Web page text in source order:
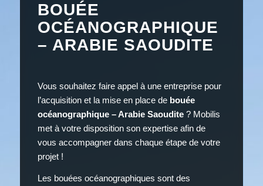
BOUÉE
OCÉANOGRAPHIQUE
– ARABIE SAOUDITE
Vous souhaitez faire appel à une entreprise pour
l’acquisition et la mise en place de bouée
océanographique – Arabie Saoudite? Mobilis
met à votre disposition son expertise afin de
vous accompagner dans chaque étape de votre
projet !
Les bouées océanographiques sont des